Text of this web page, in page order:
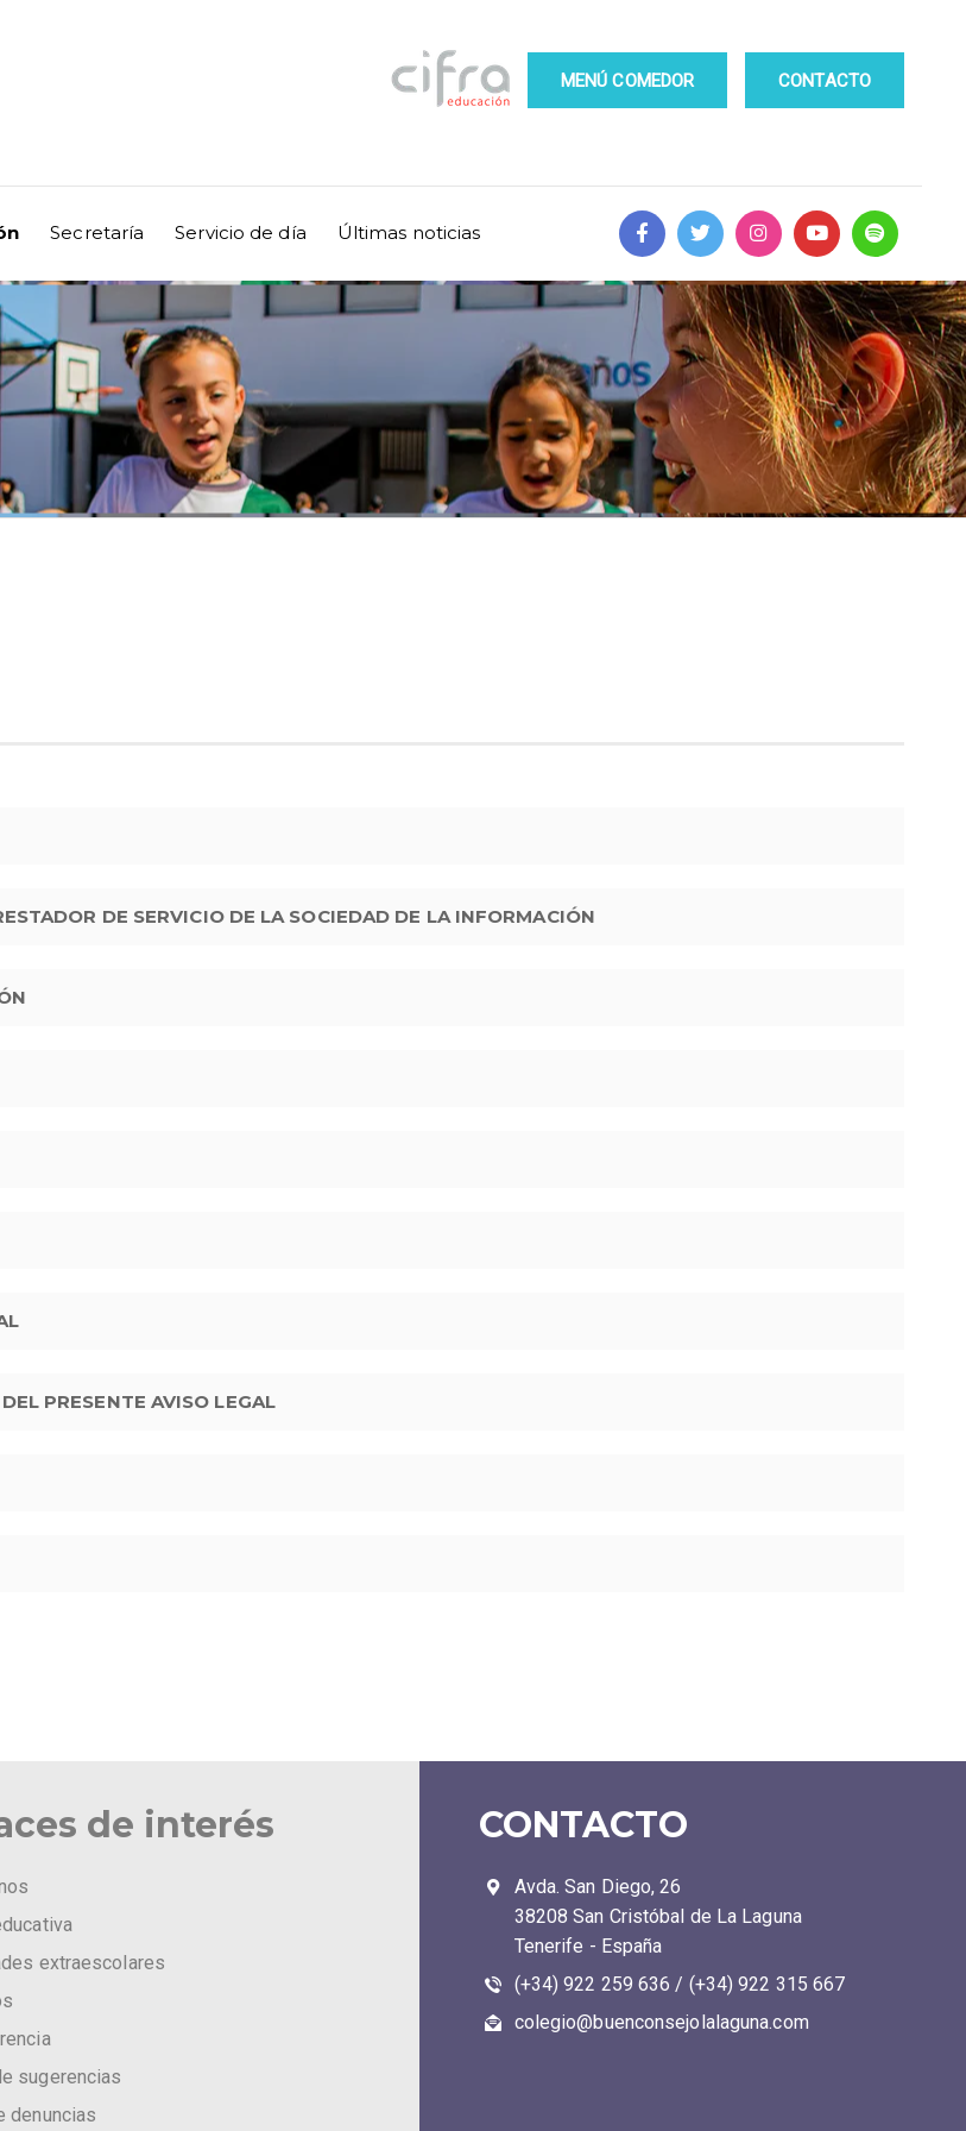
CONTACTO
MENÚ COMEDOR
Secretaría Servicio de día Últimas noticias
DE SERVICIO DE LA SOCIEDAD DE LA INFORMACIÓN
PRESENTE AVISO LEGAL
de interés
extraescolares
sugerencias
denuncias
CONTACTO
Avda. San Diego, 26
38208 San Cristóbal de La Laguna
Tenerife - España
(+34) 922 259 636 / (+34) 922 315 667
colegio@buenconsejolalaguna.com